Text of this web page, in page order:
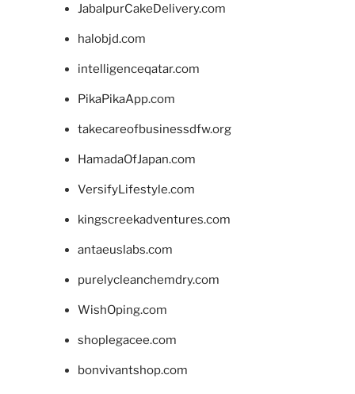
JabalpurCakeDelivery.com
halobjd.com
intelligenceqatar.com
PikaPikaApp.com
takecareofbusinessdfw.org
HamadaOfJapan.com
VersifyLifestyle.com
kingscreekadventures.com
antaeuslabs.com
purelycleanchemdry.com
WishOping.com
shoplegacee.com
bonvivantshop.com